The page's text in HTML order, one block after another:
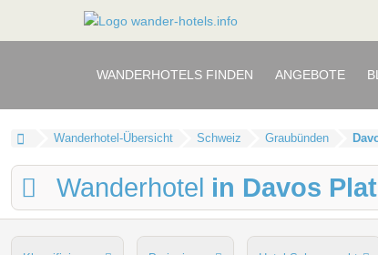
WANDERHOTELS FINDEN ANGEBOTE
Wanderhotel-Übersicht Schweiz Graubünden
Wanderhotel in Davos